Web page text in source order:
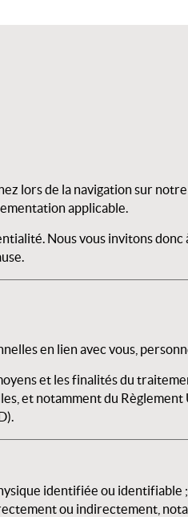
lors de la navigation sur
applicable.
Nous vous invitons
en lien avec vous,
et les finalités du
et notamment du Règlement
identifiée ou identifiable ;
ou indirectement,